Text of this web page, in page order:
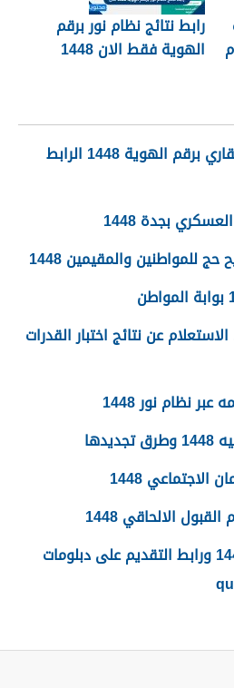
رابط نتائج نظام نور برقم
الهوية فقط الان 1448
تحديث بيانات الصندوق العقاري برقم الهوية 1448 الرابط
بجدة 1448
للمواطنين والمقيمين 1448
عن نتائج اختبار القدرات
نظام نور 1448
1448
الالحاقي 1448
دبلومات جامعة القصيم 1448 ورابط التقديم على دبلومات